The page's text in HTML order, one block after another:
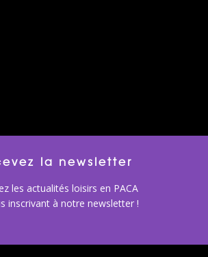
la newsletter
les actualités loisirs en PACA
inscrivant à notre newsletter !